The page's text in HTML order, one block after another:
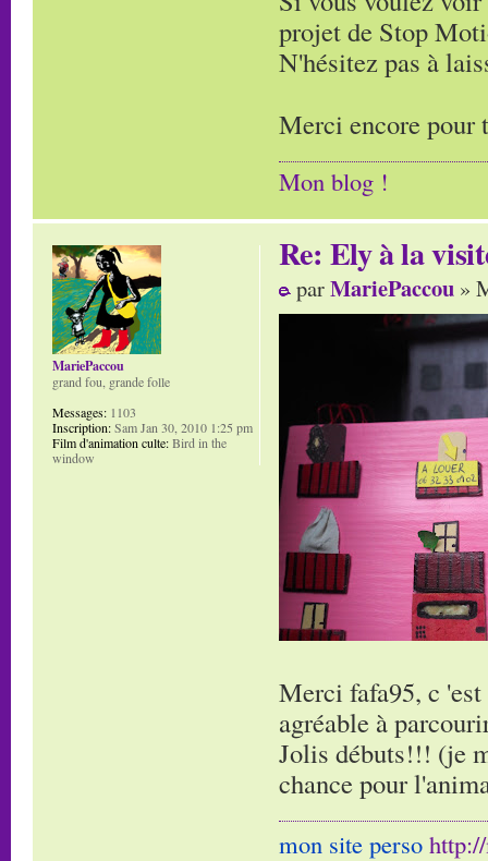
projet de Stop
N'hésitez pas à
Merci encore pour
Mon blog !
Re: Ely à la
parMariePaccou »
Merci fafa95, c
agréable à
Jolis débuts!!! (je
chance pour
mon site perso
MariePaccou
grand fou, grande folle
Messages: 1103
Inscription:Sam Jan 30, 2010 1:25 pm
Film d'animation culte:Bird in the
window